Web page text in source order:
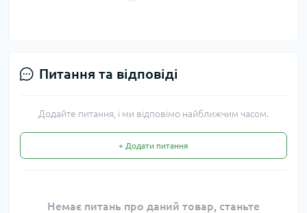
Питання та відповіді
Додайте питання, і ми відповімо найближчим часом.
+ Додати питання
Немає питань про даний товар, станьте